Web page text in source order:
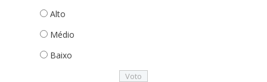
Alto
Médio
Baixo